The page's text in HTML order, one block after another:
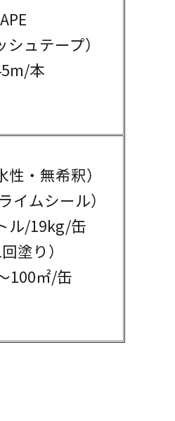
シュテープ）
本
・無希釈）
イムシール）
ル/19kg/缶
塗り）
100㎡/缶